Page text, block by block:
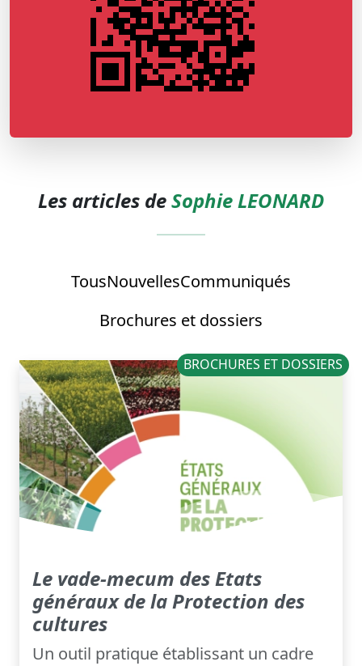
Les articles deSophie LEONARD
TousNouvellesCommuniqués
Brochures et dossiers
BROCHURES ET DOSSIERS
Le vade-mecum des Etats
généraux de la Protection des
cultures
Un outil pratique établissant un cadre